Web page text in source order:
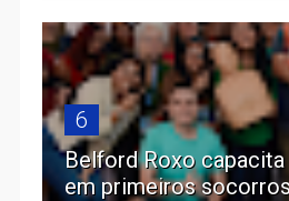
6
Belford Roxo
em primeiros